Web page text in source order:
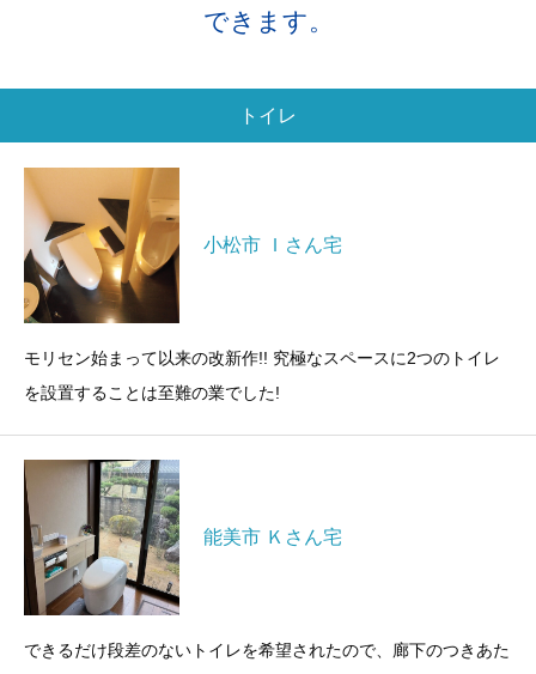
できます。
トイレ
小松市 Ｉさん宅
モリセン始まって以来の改新作!! 究極なスペースに2つのトイレ
を設置することは至難の業でした!
能美市 Ｋさん宅
できるだけ段差のないトイレを希望されたので、廊下のつきあた